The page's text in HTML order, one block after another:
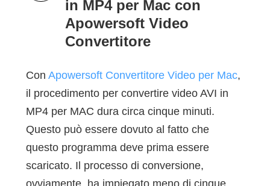
in MP4 per Mac con
Apowersoft Video
Convertitore
Con Apowersoft Convertitore Video per Mac,
il procedimento per convertire video AVI in
MP4 per MAC dura circa cinque minuti.
Questo può essere dovuto al fatto che
questo programma deve prima essere
scaricato. Il processo di conversione,